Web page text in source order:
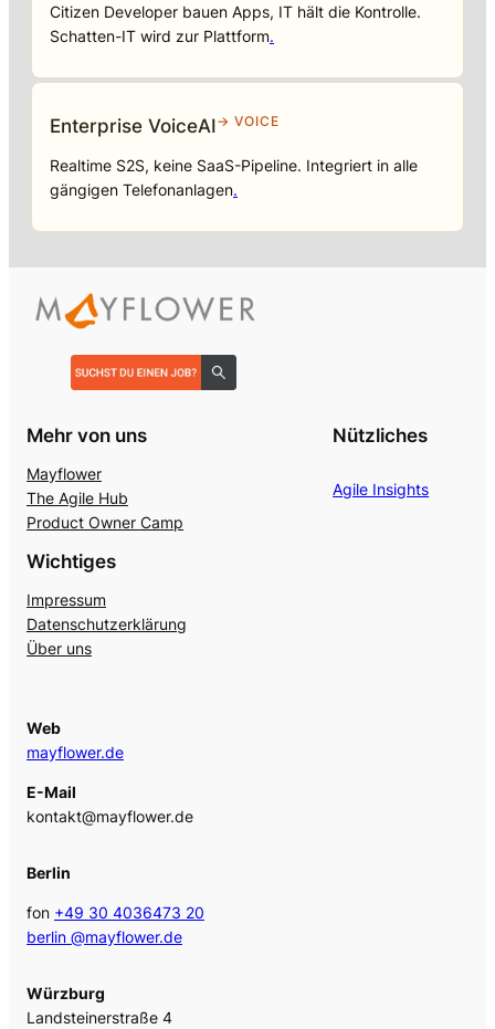
Citizen Developer bauen Apps, IT hält die Kontrolle.
Schatten-IT wird zur Plattform.
Enterprise VoiceAI→ VOICE
Realtime S2S, keine SaaS-Pipeline. Integriert in alle
gängigen Telefonanlagen.
Mehr von uns
Mayflower
The Agile Hub
Product Owner Camp
Nützliches
Agile Insights
Wichtiges
Impressum
Datenschutzerklärung
Über uns
Web
mayflower.de
E-Mail
kontakt@mayflower.de
Berlin
fon +49 30 4036473 20
berlin @mayflower.de
Würzburg
Landsteinerstraße 4